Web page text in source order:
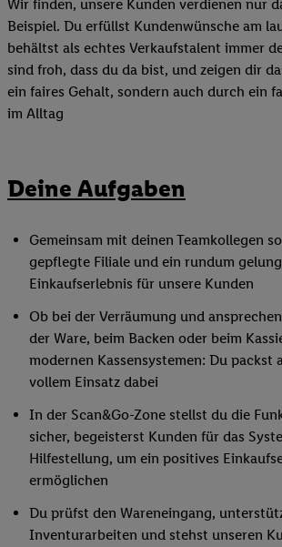
Wir finden, unsere Kunden verdienen nur
Beispiel. Du erfüllst Kundenwünsche am
behältst als echtes Verkaufstalent immer
sind froh, dass du da bist, und zeigen dir
ein faires Gehalt, sondern auch durch ein
im Alltag
Deine Aufgaben
Gemeinsam mit deinen Teamkollegen
gepflegte Filiale und ein rundum
Einkaufserlebnis für unsere Kunden
Ob bei der Verräumung und
der Ware, beim Backen oder beim
modernen Kassensystemen: Du packst
vollem Einsatz dabei
In der Scan&Go-Zone stellst du die
sicher, begeisterst Kunden für das
Hilfestellung, um ein positives
ermöglichen
Du prüfst den Wareneingang,
Inventurarbeiten und stehst unseren